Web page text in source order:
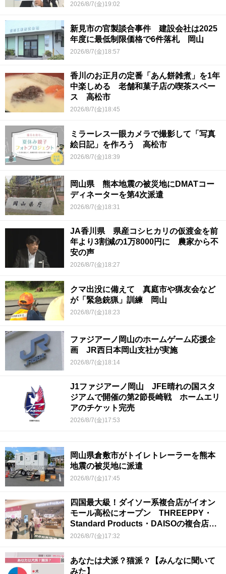
2026/8/7(金)19:02
新見市の官製談合事件 建設会社は2025
年度に最低制限価格で6件落札 岡山
2026/8/7(金)18:57
香川のお正月の定番「あん餅雑煮」を1年
中楽しめる 老舗和菓子店の喫茶スペー
ス 高松市
2026/8/7(金)18:45
ミラーレス一眼カメラで撮影して「写真
絵日記」を作ろう 高松市
2026/8/7(金)18:39
岡山県 熊本地震の被災地にDMATコー
ディネーターを第4次派遣
2026/8/7(金)18:31
JA香川県 県産コシヒカリの仮渡金を前
年より3割減の1万8000円に 農家から不
安の声
2026/8/7(金)18:27
クマ出没に備えて 真庭市や猟友会など
が「緊急銃猟」訓練 岡山
2026/8/7(金)18:23
ファジアーノ岡山のホームゲーム応援企
画 JR西日本岡山支社が実施
2026/8/7(金)18:14
J1ファジアーノ岡山 JFE晴れの国スタ
ジアムで開催の第2節長崎戦 ホームエリ
アのチケット完売
2026/8/7(金)17:53
岡山県倉敷市がトイレトレーラーを熊本
地震の被災地に派遣
2026/8/7(金)17:45
四国最大級！ダイソー系複合店がイオン
モール高松にオープン THREEPPY・
Standard Products・DAISOの複合店は
香川県初
2026/8/7(金)17:32
あなたは犬派？猫派？【みんなに聞いて
みた】